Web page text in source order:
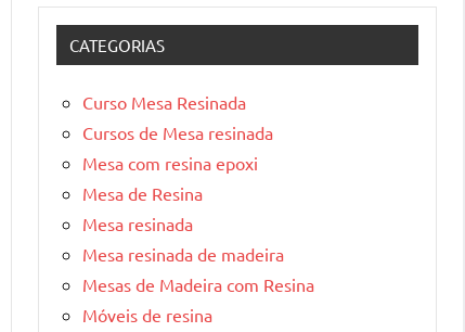
CATEGORIAS
Curso Mesa Resinada
Cursos de Mesa resinada
Mesa com resina epoxi
Mesa de Resina
Mesa resinada
Mesa resinada de madeira
Mesas de Madeira com Resina
Móveis de resina